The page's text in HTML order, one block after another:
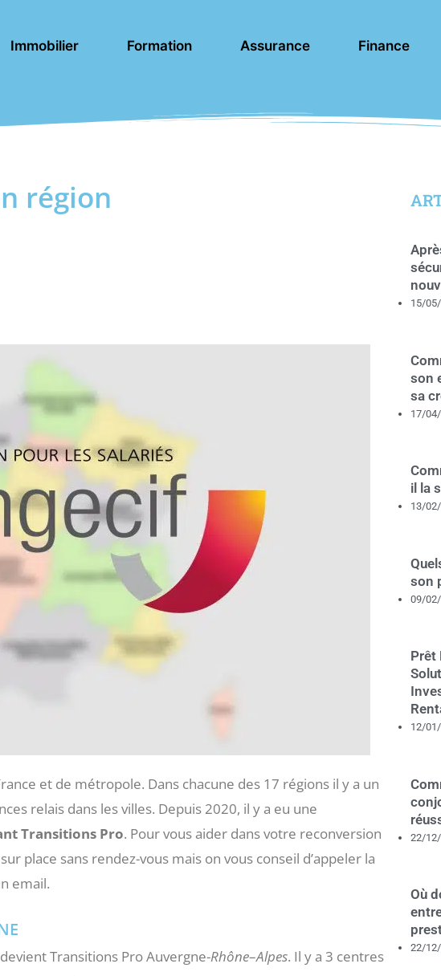
Immobilier Formation Assurance Finance
région
et de métropole. Dans chacune des 17 régions il y a un
relais dans les villes. Depuis 2020, il y a eu une
Transitions Pro. Pour vous aider dans votre reconversion
place sans rendez-vous mais on vous conseil d’appeler la
email.
Transitions Pro Auvergne-Rhône–Alpes. Il y a 3 centres
15/
son
sa
17/
il la
13/
son
09/
Prêt
12/
22/
Où
22/